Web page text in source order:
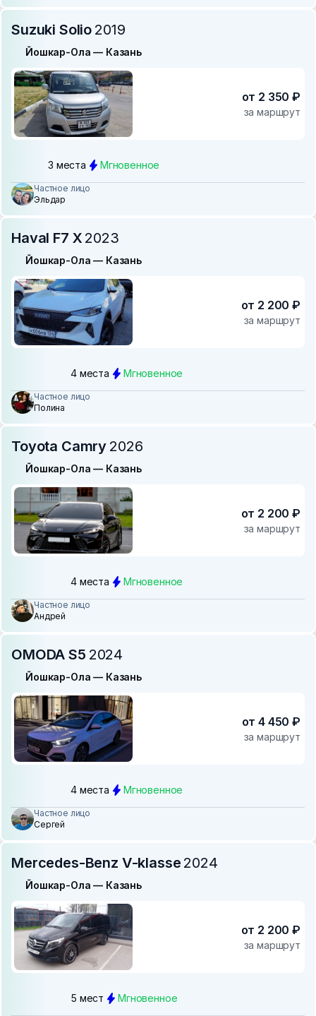
Suzuki Solio 2019
Йошкар-Ола — Казань
за маршрут
от 2 350 ₽
3 места Мгновенное
Частное лицо
Эльдар
Haval F7 X 2023
Йошкар-Ола — Казань
за маршрут
от 2 200 ₽
4 места Мгновенное
Частное лицо
Полина
Toyota Camry 2026
Йошкар-Ола — Казань
за маршрут
от 2 200 ₽
4 места Мгновенное
Частное лицо
Андрей
OMODA S5 2024
Йошкар-Ола — Казань
за маршрут
от 4 450 ₽
4 места Мгновенное
Частное лицо
Сергей
Mercedes-Benz V-klasse 2024
Йошкар-Ола — Казань
за маршрут
от 2 200 ₽
5 мест Мгновенное